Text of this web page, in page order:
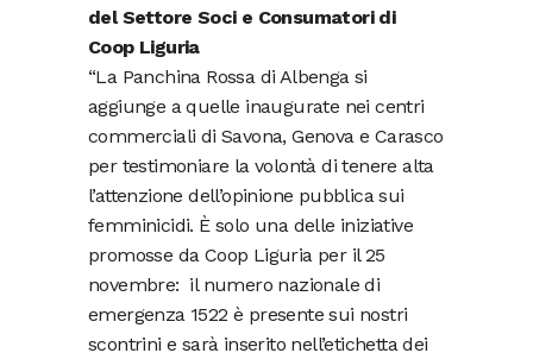
del Settore Soci e Consumatori di
Coop Liguria
“La Panchina Rossa di Albenga si
aggiunge a quelle inaugurate nei centri
commerciali di Savona, Genova e Carasco
per testimoniare la volontà di tenere alta
l’attenzione dell’opinione pubblica sui
femminicidi. È solo una delle iniziative
promosse da Coop Liguria per il 25
novembre: il numero nazionale di
emergenza 1522 è presente sui nostri
scontrini e sarà inserito nell’etichetta dei